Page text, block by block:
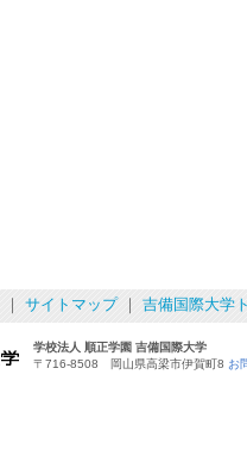
｜ サイトマップ｜ 吉備国際大学
学校法人 順正学園 吉備国際大学
〒716-8508 岡山県高梁市伊賀町8 お